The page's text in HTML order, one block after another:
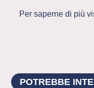
Per saperne di più
POTREBBE